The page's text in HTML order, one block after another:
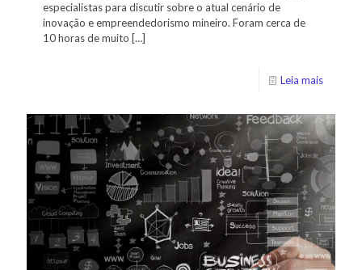
especialistas para discutir sobre o atual cenário de
inovação e empreendedorismo mineiro. Foram cerca de
10 horas de muito […]
Leia mais